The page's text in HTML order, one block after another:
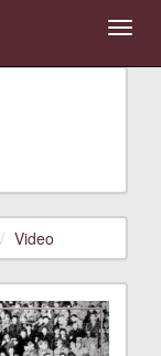
Video
Next